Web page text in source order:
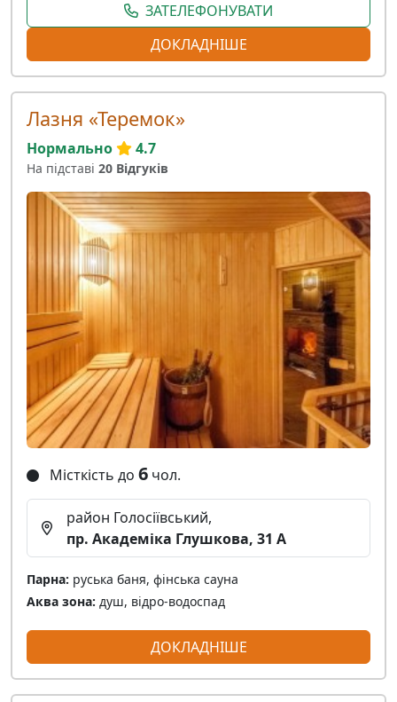
ЗАТЕЛЕФОНУВАТИ
ДОКЛАДНІШЕ
Лазня «Теремок»
Нормально 4.7
На підставі 20 Відгуків
Місткість до 6 чол.
район Голосіївський,
пр. Академіка Глушкова, 31 А
Парна: руська баня, фінська сауна
Аква зона: душ, відро-водоспад
ДОКЛАДНІШЕ